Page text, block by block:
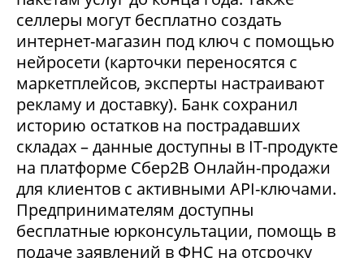
селлеры могут бесплатно создать
интернет-магазин под ключ с помощью
нейросети (карточки переносятся с
маркетплейсов, эксперты настраивают
рекламу и доставку). Банк сохранил
историю остатков на пострадавших
складах – данные доступны в IT-продукте
на платформе Сбер2В Онлайн-продажи
для клиентов с активными API-ключами.
Предпринимателям доступны
бесплатные юрконсультации, помощь в
подаче заявлений в ФНС на отсрочку